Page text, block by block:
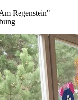
Regenstein"